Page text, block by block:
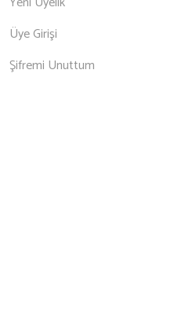
Üye Girişi
Şifremi Unuttum